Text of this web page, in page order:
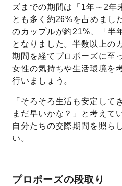
ズまでの期間は「1年～2年
とも多く約26%を占めまし
のカップルが約21%、「半
となりました。半数以上の
期間を経てプロポーズに至
女性の気持ちや生活環境を
行いましょう。
「そろそろ生活も安定して
まだ早いかな？」と考えて
自分たちの交際期間を照ら
い。
プロポーズの段取り